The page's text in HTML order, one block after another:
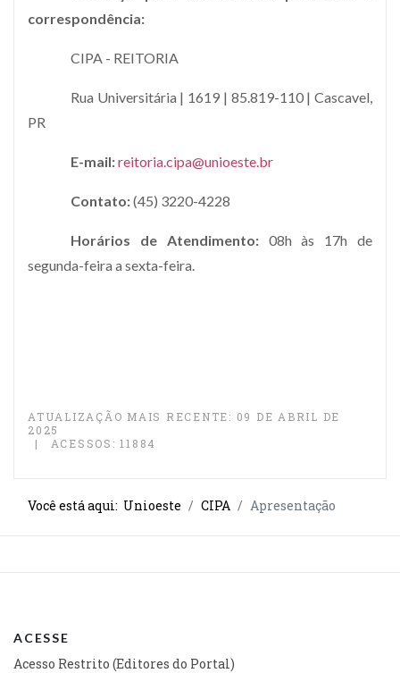
correspondência:
CIPA - REITORIA
Rua Universitária | 1619 | 85.819-110 | Cascavel,
PR
E-mail:reitoria.cipa@unioeste.br
Contato:(45) 3220-4228
Horários de Atendimento:08h às 17h de
segunda-feira a sexta-feira.
ATUALIZAÇÃO MAIS RECENTE: 09 DE ABRIL DE
2025
ACESSOS: 11884
Você está aqui: Unioeste CIPA Apresentação
ACESSE
Acesso Restrito (Editores do Portal)